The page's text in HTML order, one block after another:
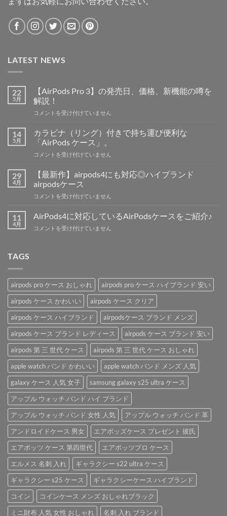
LATEST NEWS
22
5月
【AirPods Pro 3】の発売日、価格、新機能の噂を
解説！
【AirPods
3】
の
売
格、
機
の
コメントを受け付けていません
14
5月
カラビナ（リング）付きで持ち運び便利な
「AirPods ケース」。
カ
（リ
ン
付
で
利
な
「AirPods
ケ
ー
ス」。
は
コメントを受け付けていません
29
4月
【最新作】airpods4にも対応◎ハイブランド
airpodsケース
【最
作】
に
ブ
ラ
ン
ド
airpods
ケ
ー
ス
は
コメントを受け付けていません
11
4月
AirPods4に対応しているAirPodsケースをご紹介♪
AirPods4
い
る
AirPods
ケ
ー
ス
を
ご
紹
介
♪
は
コメントを受け付けていません
TAGS
airpods pro ケース おしゃれ
airpods pro ケース ハイブランド 安い
airpods ケース かわいい
airpods ケース クリア
airpods ケース ハイブランド
airpodsケース ブランド メンズ
airpods ケース ブランド レディース
airpods ケース ブランド 安い
airpods 第 三 世代 ケース
airpods 第 三 世代 ケース おしゃれ
apple watch バンド かわいい
apple watch バンド メンズ 人気
galaxy ケース 人気 女子
samsung galaxy s25 ultra ケース
アップル ウォッチ バンド ハイ ブランド
アップル ウォッチ バンド 女性 人気
アップル ウォッチ バンド 革
アンドロイドケース 男女
エアポッズケース プレゼント 彼氏
エアポッツ ケース 第四世代
エアポッツプロ ケース
エルメス 名刺 入れ
ギャラクシー s22 ultra ケース
ギャラクシー s25 ケース
ギャラクシーケース ハイブランド
コイン
コインケース メンズ おしゃれブラック
ミニ財布 人気 女性 おしゃれ
名刺 入れ ブランド